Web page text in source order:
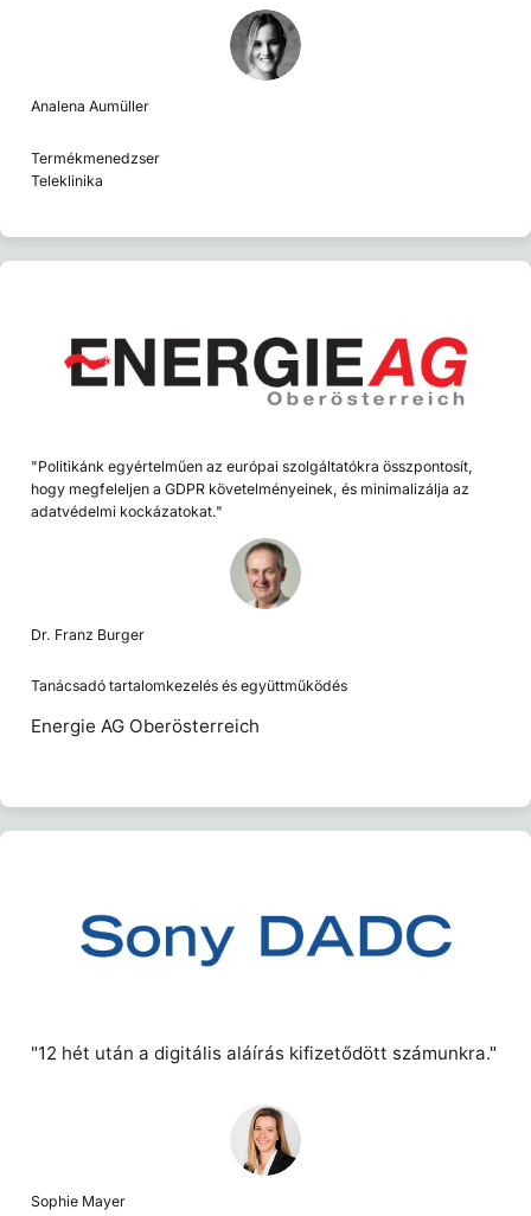
Analena Aumüller
Termékmenedzser
Teleklinika
"Politikánk egyértelműen az európai szolgáltatókra összpontosít,
hogy megfeleljen a GDPR követelményeinek, és minimalizálja az
adatvédelmi kockázatokat."
Dr. Franz Burger
Tanácsadó tartalomkezelés és együttműködés
Energie AG Oberösterreich
"12 hét után a digitális aláírás kifizetődött számunkra."
Sophie Mayer